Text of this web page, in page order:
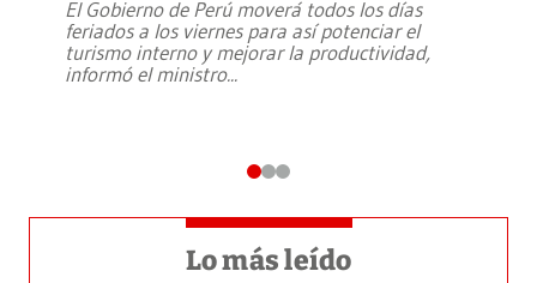
El Gobierno de Perú moverá todos los días
feriados a los viernes para así potenciar el
turismo interno y mejorar la productividad,
informó el ministro...
Lo más leído